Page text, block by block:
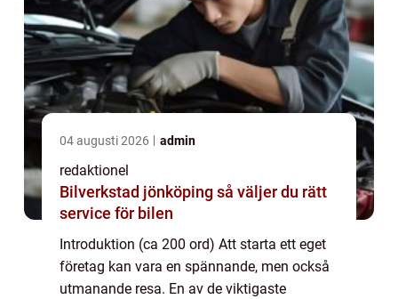
04 augusti 2026 admin
redaktionel
Bilverkstad jönköping så väljer du rätt
service för bilen
Introduktion (ca 200 ord) Att starta ett eget
företag kan vara en spännande, men också
utmanande resa. En av de viktigaste